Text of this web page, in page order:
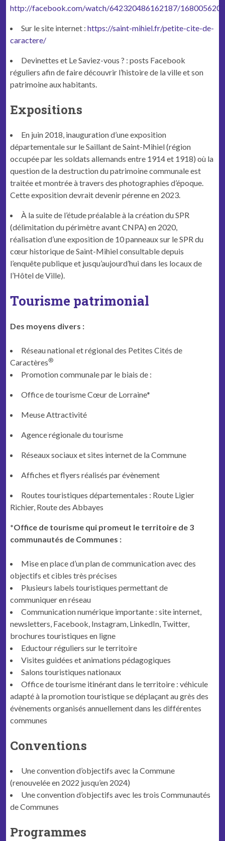
http://facebook.com/watch/642320486162187/
Sur le site internet :https://saint-mihiel.fr/petite-cite-de-
caractere/
Devinettes et Le Saviez-vous ? : posts Facebook
réguliers afin de faire découvrir l’histoire de la ville et son
patrimoine aux habitants.
Expositions
En juin 2018, inauguration d’une exposition
départementale sur le Saillant de Saint-Mihiel (région
occupée par les soldats allemands entre 1914 et 1918) où la
question de la destruction du patrimoine communale est
traitée et montrée à travers des photographies d’époque.
Cette exposition devrait devenir pérenne en 2023.
À la suite de l’étude préalable à la création du SPR
(délimitation du périmètre avant CNPA) en 2020,
réalisation d’une exposition de 10 panneaux sur le SPR du
cœur historique de Saint-Mihiel consultable depuis
l’enquête publique et jusqu’aujourd’hui dans les locaux de
l’Hôtel de Ville).
Tourisme patrimonial
Des moyens divers :
Réseau national et régional des Petites Cités de
Caractères®
Promotion communale par le biais de :
Office de tourisme Cœur de Lorraine*
Meuse Attractivité
Agence régionale du tourisme
Réseaux sociaux et sites internet de la Commune
Affiches et flyers réalisés par évènement
Routes touristiques départementales : Route Ligier
Richier, Route des Abbayes
*Office de tourisme qui promeut le territoire de 3
communautés de Communes :
Mise en place d’un plan de communication avec des
objectifs et cibles très précises
Plusieurs labels touristiques permettant de
communiquer en réseau
Communication numérique importante : site internet,
newsletters, Facebook, Instagram, LinkedIn, Twitter,
brochures touristiques en ligne
Eductour réguliers sur le territoire
Visites guidées et animations pédagogiques
Salons touristiques nationaux
Office de tourisme itinérant dans le territoire : véhicule
adapté à la promotion touristique se déplaçant au grès des
évènements organisés annuellement dans les différentes
communes
Conventions
Une convention d’objectifs avec la Commune
(renouvelée en 2022 jusqu’en 2024)
Une convention d’objectifs avec les trois Communautés
de Communes
Programmes